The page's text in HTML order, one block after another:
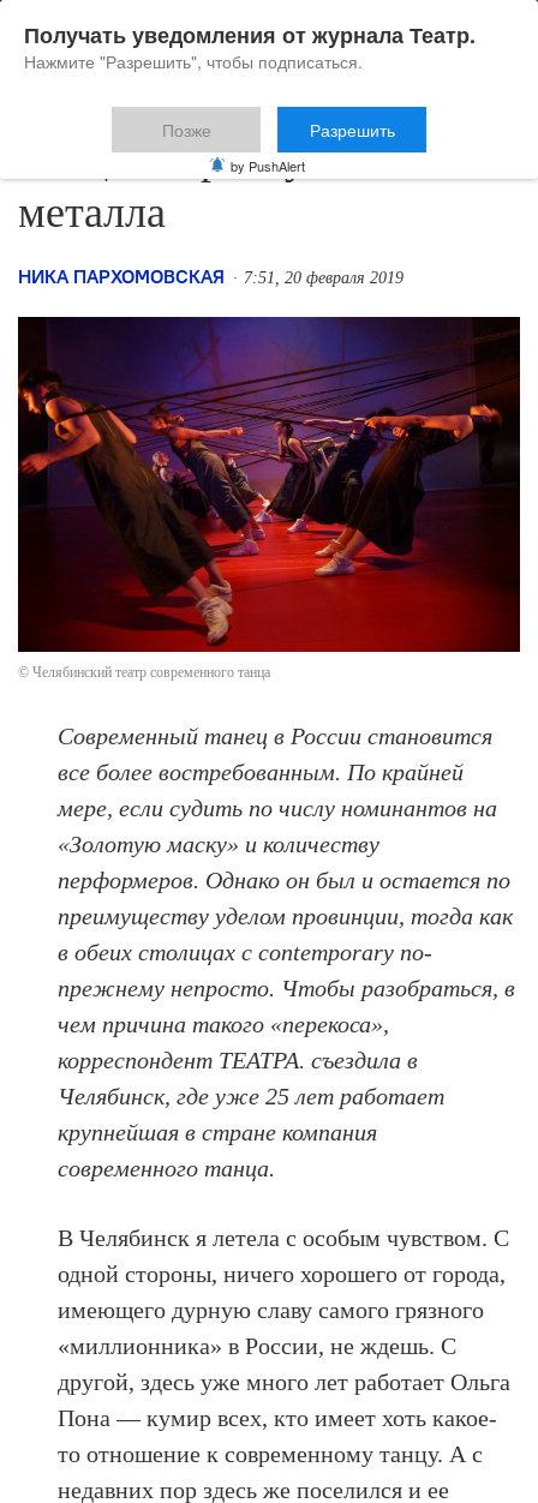
Танцы с привкусом
металла
НИКА ПАРХОМОВСКАЯ 7:51, 20 февраля 2019
© Челябинский театр современного танца
Современный танец в России становится
все более востребованным. По крайней
мере, если судить по числу номинантов на
«Золотую маску» и количеству
перформеров. Однако он был и остается по
преимуществу уделом провинции, тогда как
в обеих столицах с contemporary по-
прежнему непросто. Чтобы разобраться, в
чем причина такого «перекоса»,
корреспондент ТЕАТРА. съездила в
Челябинск, где уже 25 лет работает
крупнейшая в стране компания
современного танца.
В Челябинск я летела с особым чувством. С
одной стороны, ничего хорошего от города,
имеющего дурную славу самого грязного
«миллионника» в России, не ждешь. С
другой, здесь уже много лет работает Ольга
Пона — кумир всех, кто имеет хоть какое-
то отношение к современному танцу. А с
недавних пор здесь же поселился и ее
Получать уведомления от журнала Театр.
Нажмите "Разрешить", чтобы подписаться.
Позже Разрешить
by PushAlert